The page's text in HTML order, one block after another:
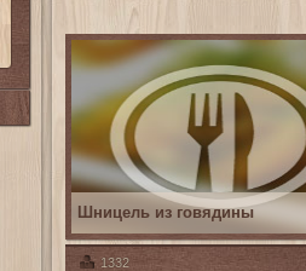
1332
Шницель из говядины